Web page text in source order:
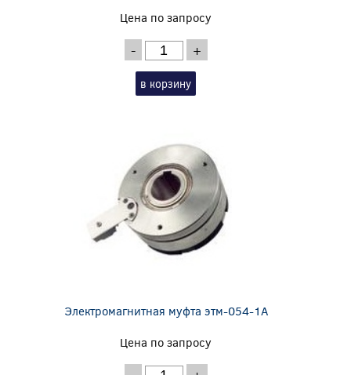
Цена по запросу
- +
в корзину
Электромагнитная муфта этм-054-1А
Цена по запросу